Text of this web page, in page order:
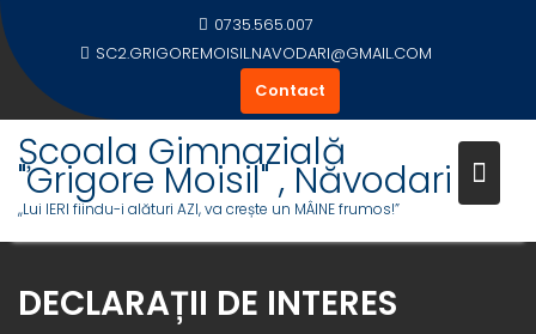
Skip
to
content
0735.565.007
SC2.GRIGOREMOISIL.NAVODARI@GMAIL.COM
Contact
Școala Gimnazială
"Grigore Moisil" , Năvodari
,,Lui IERI fiindu-i alături AZI, va crește un MÂINE frumos!”
DECLARAȚII DE INTERES